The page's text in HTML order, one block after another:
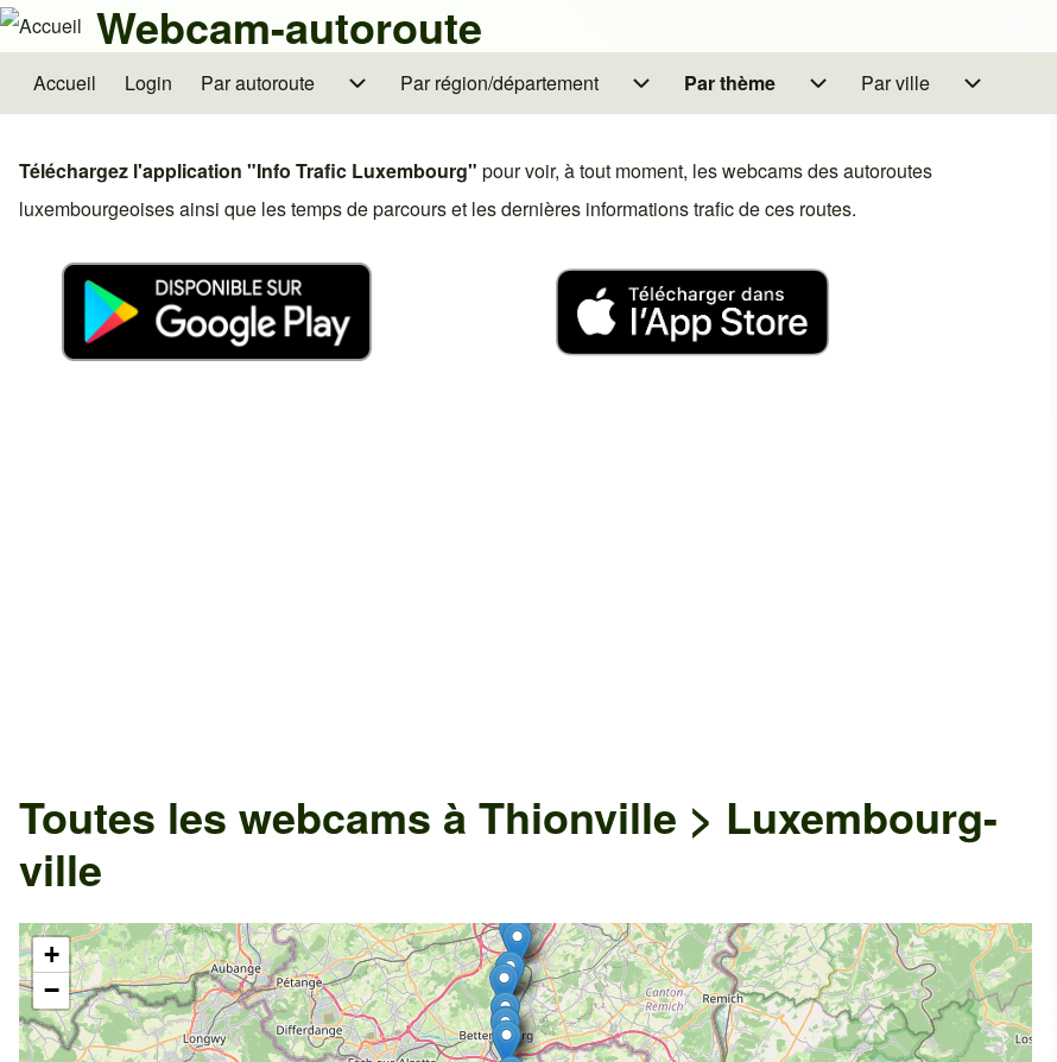
Skip to header
Skip to main navigation
Aller au contenu principal
Skip to footerWebcam-autoroute
Main navigation
Accueil Login Par autoroute
sous-navigation Par autoroutePar région/département
sous-navigation Par région/département
Par thème
sous-navigation Par thème
Par ville
sous-navigation Par ville
Téléchargez l'application "Info Trafic Luxembourg" pour voir, à tout moment, les webcams des autoroutes
luxembourgeoises ainsi que les temps de parcours et les dernières informations trafic de ces routes.
Toutes les webcams à Thionville > Luxembourg-
ville
+
−